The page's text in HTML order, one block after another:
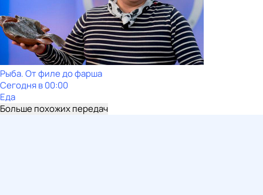
Рыба. От филе до фарша
Сегодня в 00:00
Еда
Больше похожих передач